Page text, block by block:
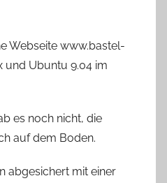
Webseite www.bastel-
und Ubuntu 9.04 im
es noch nicht, die
auf dem Boden.
abgesichert mit einer